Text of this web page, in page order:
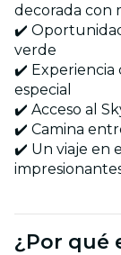
decorada con
✔️
verde
✔️ Experiencia
especial
✔️ Acceso al
✔️ Camina
✔️ Un viaje en
¿Por qué